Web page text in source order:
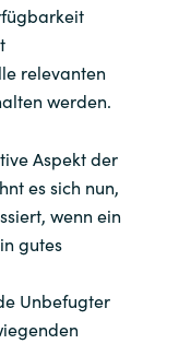
relevanten
werden.
Aspekt der
es sich nun,
wenn ein
gutes
Unbefugter